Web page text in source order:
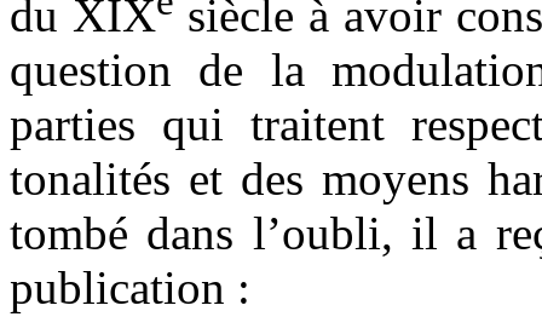
du XIX
siècle à avoir
question de la
parties qui traitent
tonalités et des moyens
tombé dans l’oubli, il a
publication :